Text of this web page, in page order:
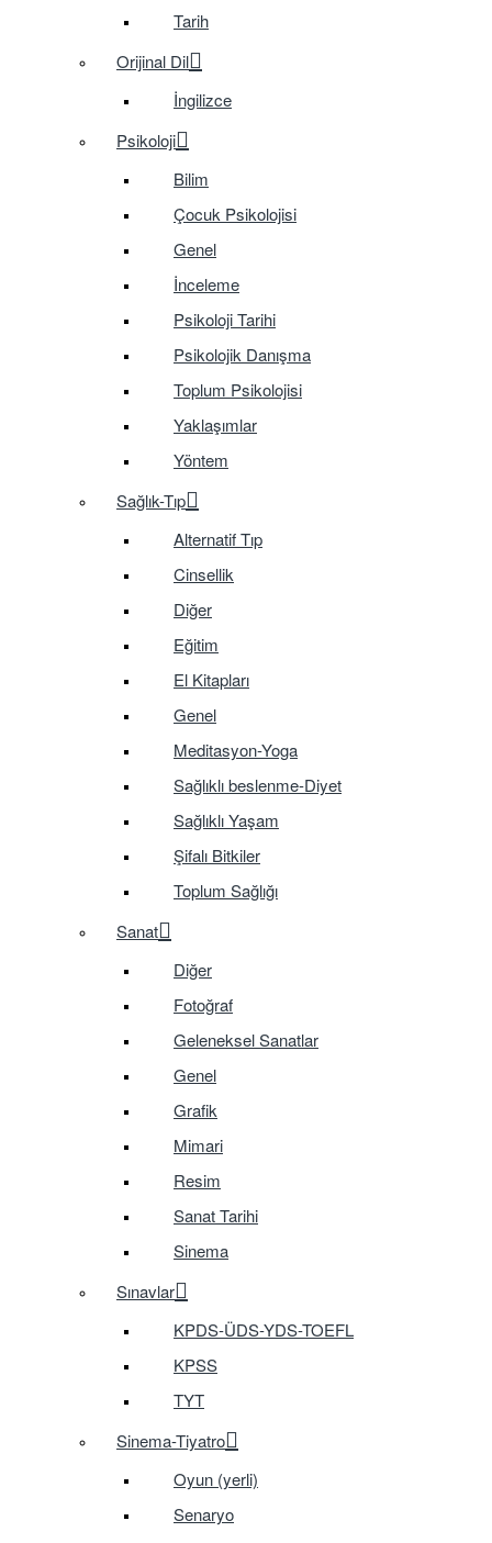
Tarih
Orijinal Dil
İngilizce
Psikoloji
Bilim
Çocuk Psikolojisi
Genel
İnceleme
Psikoloji Tarihi
Psikolojik Danışma
Toplum Psikolojisi
Yaklaşımlar
Yöntem
Sağlık-Tıp
Alternatif Tıp
Cinsellik
Diğer
Eğitim
El Kitapları
Genel
Meditasyon-Yoga
Sağlıklı beslenme-Diyet
Sağlıklı Yaşam
Şifalı Bitkiler
Toplum Sağlığı
Sanat
Diğer
Fotoğraf
Geleneksel Sanatlar
Genel
Grafik
Mimari
Resim
Sanat Tarihi
Sinema
Sınavlar
KPDS-ÜDS-YDS-TOEFL
KPSS
TYT
Sinema-Tiyatro
Oyun (yerli)
Senaryo